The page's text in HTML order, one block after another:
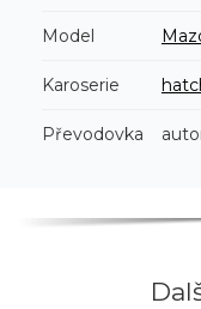
Model
Karoserie
Převodovka